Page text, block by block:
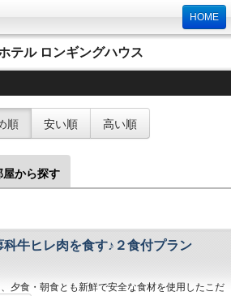
HOME
テル ロンギングハウス
順 安い順 高い順
屋から探す
科牛ヒレ肉を食す♪２食付プラン
夕食・朝食とも新鮮で安全な食材を使用したこだ